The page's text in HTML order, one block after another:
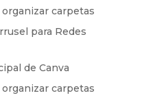
carpetas
para Redes
de Canva
carpetas